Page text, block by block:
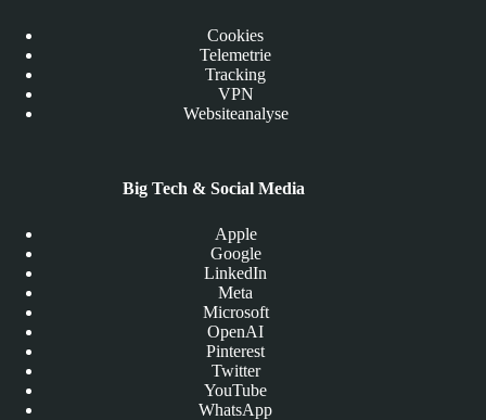
Cookies
Telemetrie
Tracking
VPN
Websiteanalyse
Big Tech & Social Media
Apple
Google
LinkedIn
Meta
Microsoft
OpenAI
Pinterest
Twitter
YouTube
WhatsApp